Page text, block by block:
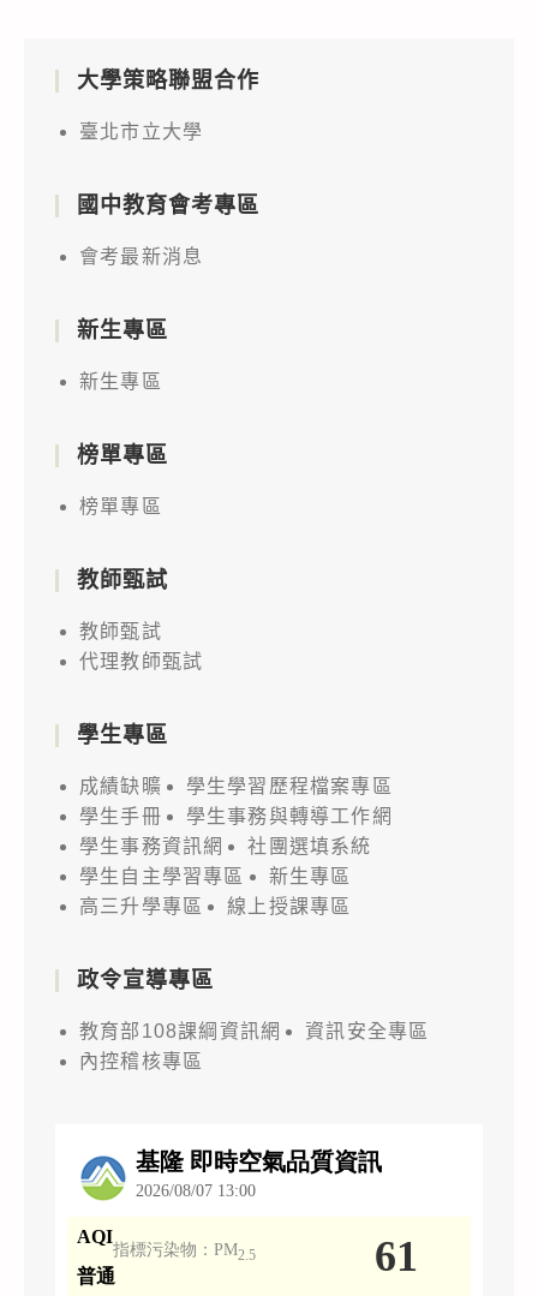
大學策略聯盟合作
臺北市立大學
國中教育會考專區
會考最新消息
新生專區
新生專區
榜單專區
榜單專區
教師甄試
教師甄試
代理教師甄試
學生專區
成績缺曠
學生學習歷程檔案專區
學生手冊
學生事務與轉導工作網
學生事務資訊網
社團選填系統
學生自主學習專區
新生專區
高三升學專區
線上授課專區
政令宣導專區
教育部108課綱資訊網
資訊安全專區
內控稽核專區